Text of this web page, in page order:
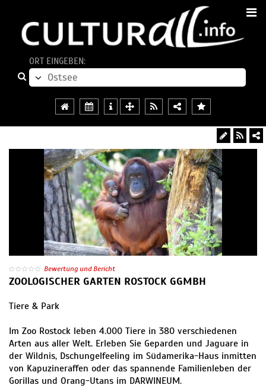
ORT EINGEBEN:
Bewertung und Bericht
ZOOLOGISCHER GARTEN ROSTOCK GGMBH
Tiere & Park
Im Zoo Rostock leben 4.000 Tiere in 380 verschiedenen
Arten aus aller Welt. Erleben Sie Geparden und Jaguare in
der Wildnis, Dschungelfeeling im Südamerika-Haus inmitten
von Kapuzineraffen oder das spannende Familienleben der
Gorillas und Orang-Utans im DARWINEUM.